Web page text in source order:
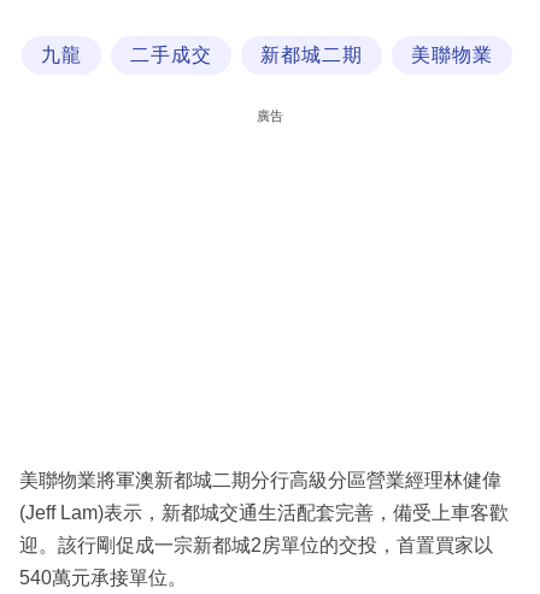
場
九龍 二手成交 新都城二期 美聯物業
廣告
美聯物業將軍澳新都城二期分行高級分區營業經理林健偉
(Jeff Lam)表示，新都城交通生活配套完善，備受上車客歡
迎。該行剛促成一宗新都城2房單位的交投，首置買家以
540萬元承接單位。